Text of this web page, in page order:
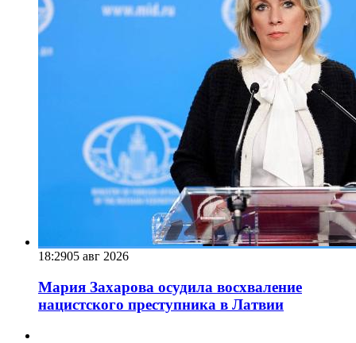
18:2905 авг 2026
Мария Захарова осудила восхваление
нацистского преступника в Латвии